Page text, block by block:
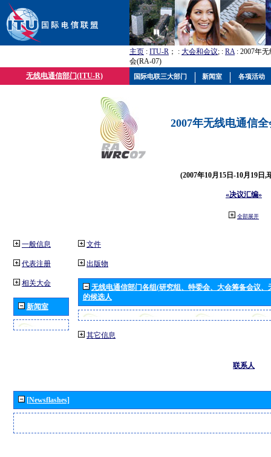
主页 : ITU-R ； : 大会和会议; : RA: 2007年
会(RA-07)
无线电通信部门(ITU-R)
2007年无线电通信
(2007年10月15日-10月19日,
«决议汇编»
全部展开
一般信息
代表注册
相关大会
新闻室
文件
出版物
无线电通信部门各组(研究组、特委会、大会筹备会议
的候选人
其它信息
联系人
[Newsflashes]
国际电联三大部门 新闻室 各项活动